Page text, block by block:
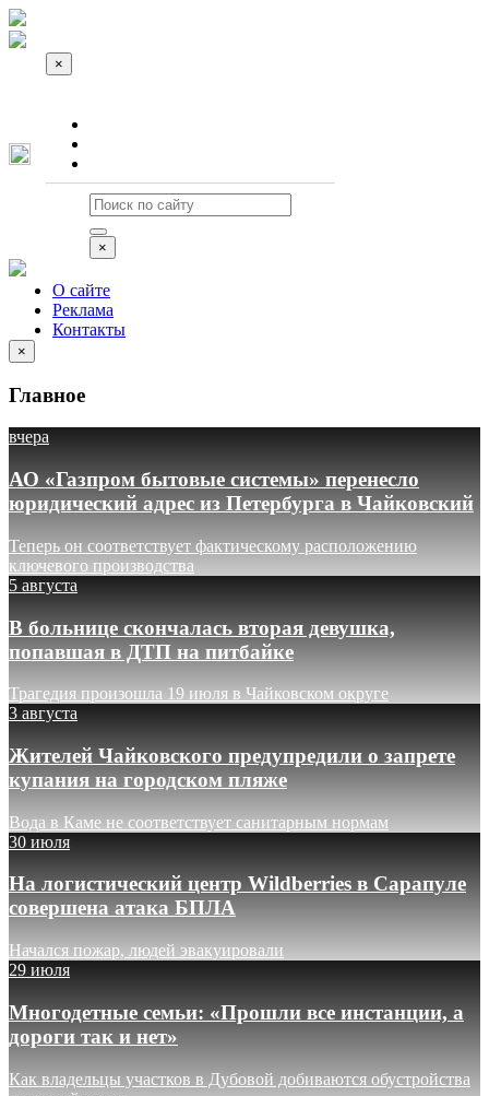
×
×
О сайте
Реклама
Контакты
×
Главное
вчера
АО «Газпром бытовые системы» перенесло
юридический адрес из Петербурга в Чайковский
Теперь он соответствует фактическому расположению
ключевого производства
5 августа
В больнице скончалась вторая девушка,
попавшая в ДТП на питбайке
Трагедия произошла 19 июля в Чайковском округе
3 августа
Жителей Чайковского предупредили о запрете
купания на городском пляже
Вода в Каме не соответствует санитарным нормам
30 июля
На логистический центр Wildberries в Сарапуле
совершена атака БПЛА
Начался пожар, людей эвакуировали
29 июля
Многодетные семьи: «Прошли все инстанции, а
дороги так и нет»
Как владельцы участков в Дубовой добиваются обустройства